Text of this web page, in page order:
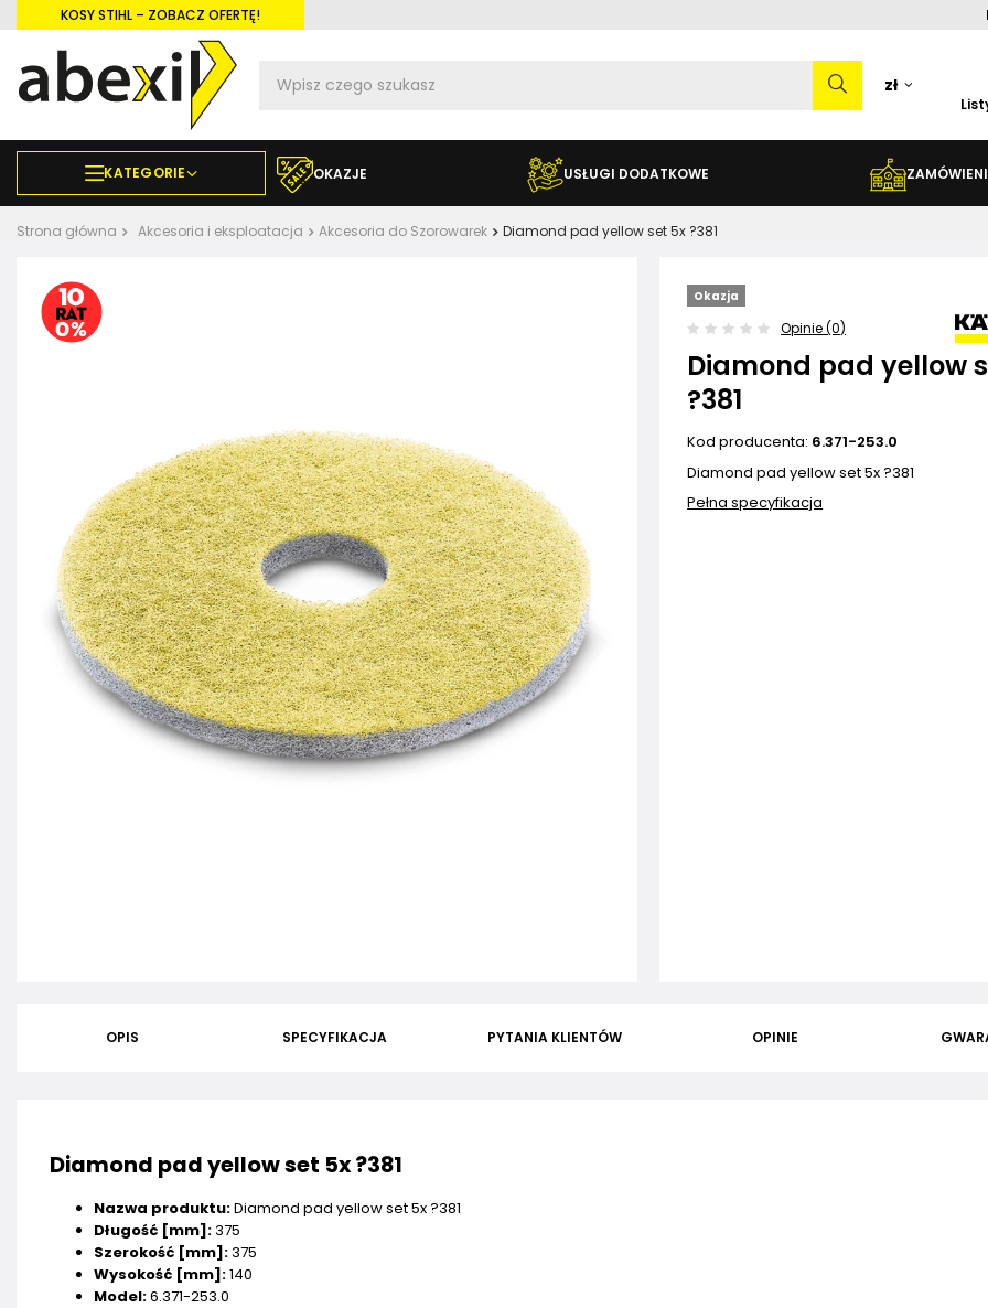
KOSY STIHL – ZOBACZ OFERTĘ!
zł
KATEGORIE OKAZJE USŁUGI DODATKOWE
Strona główna Akcesoria i eksploatacja Akcesoria do Szorowarek Diamond pad yellow set 5x ?381
Okazja
Opinie (0)
Diamond pad yellow
?381
Kod producenta: 6.371-253.0
Diamond pad yellow set 5x ?381
Pełna specyfikacja
OPIS SPECYFIKACJA PYTANIA KLIENTÓW OPINIE
Diamond pad yellow set 5x ?381
Nazwa produktu:Diamond pad yellow set 5x ?381
Długość [mm]:375
Szerokość [mm]:375
Wysokość [mm]:140
Model:6.371-253.0